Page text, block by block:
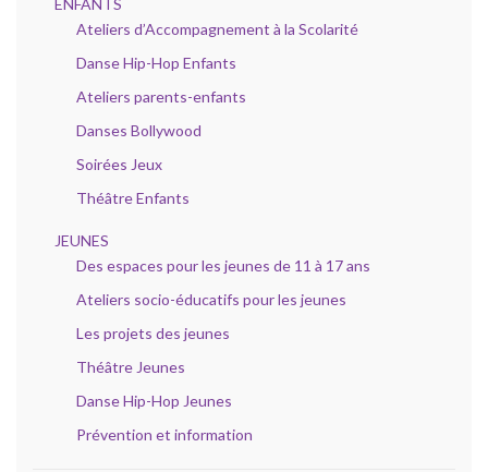
Ateliers d’Accompagnement à la Scolarité
Danse Hip-Hop Enfants
Ateliers parents-enfants
Danses Bollywood
Soirées Jeux
Théâtre Enfants
JEUNES
Des espaces pour les jeunes de 11 à 17 ans
Ateliers socio-éducatifs pour les jeunes
Les projets des jeunes
Théâtre Jeunes
Danse Hip-Hop Jeunes
Prévention et information